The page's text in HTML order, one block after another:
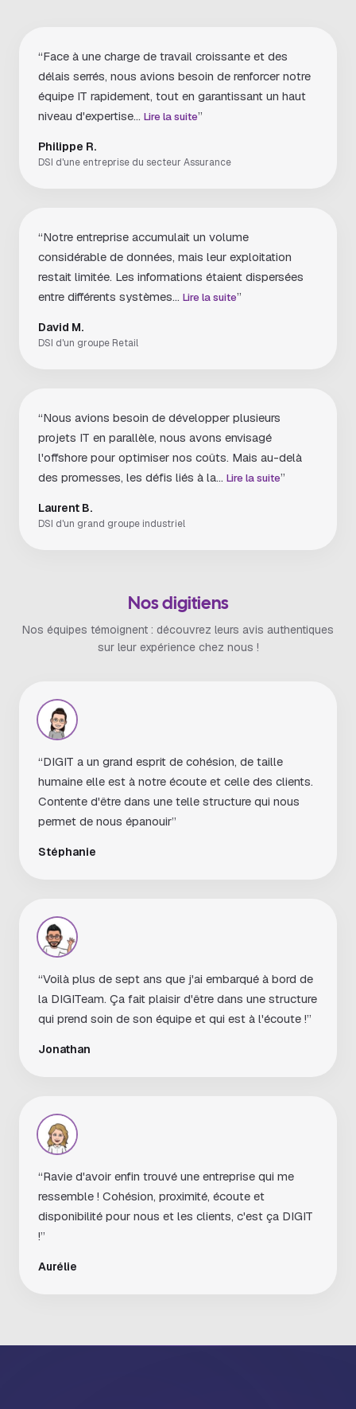
“Face à une charge de travail croissante et des
délais serrés, nous avions besoin de renforcer notre
équipe IT rapidement, tout en garantissant un haut
niveau d'expertise... Lire la suite”
Philippe R.
DSI d'une entreprise du secteur Assurance
“Notre entreprise accumulait un volume
considérable de données, mais leur exploitation
restait limitée. Les informations étaient dispersées
entre différents systèmes... Lire la suite”
David M.
DSI d'un groupe Retail
“Nous avions besoin de développer plusieurs
projets IT en parallèle, nous avons envisagé
l'offshore pour optimiser nos coûts. Mais au-delà
des promesses, les défis liés à la... Lire la suite”
Laurent B.
DSI d'un grand groupe industriel
Nos digitiens
Nos équipes témoignent : découvrez leurs avis authentiques
sur leur expérience chez nous !
“DIGIT a un grand esprit de cohésion, de taille
humaine elle est à notre écoute et celle des clients.
Contente d'être dans une telle structure qui nous
permet de nous épanouir”
Stéphanie
“Voilà plus de sept ans que j'ai embarqué à bord de
la DIGITeam. Ça fait plaisir d'être dans une structure
qui prend soin de son équipe et qui est à l'écoute !”
Jonathan
“Ravie d'avoir enfin trouvé une entreprise qui me
ressemble ! Cohésion, proximité, écoute et
disponibilité pour nous et les clients, c'est ça DIGIT
!”
Aurélie